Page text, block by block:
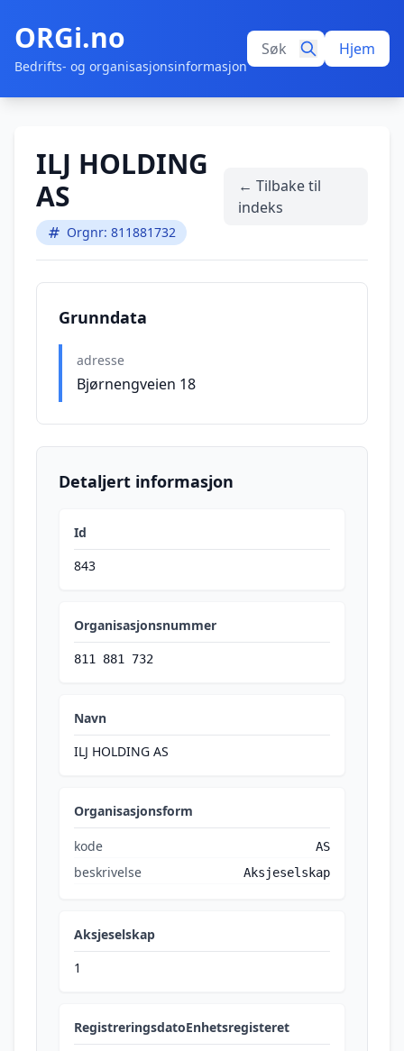
ORGi.no
Bedrifts- og organisasjonsinformasjon
Hjem
ILJ HOLDING
AS
Orgnr: 811881732
← Tilbake til
indeks
Grunndata
adresse
Bjørnengveien 18
Detaljert informasjon
Id
843
Organisasjonsnummer
811 881 732
Navn
ILJ HOLDING AS
Organisasjonsform
kode AS
beskrivelse Aksjeselskap
Aksjeselskap
1
RegistreringsdatoEnhetsregisteret